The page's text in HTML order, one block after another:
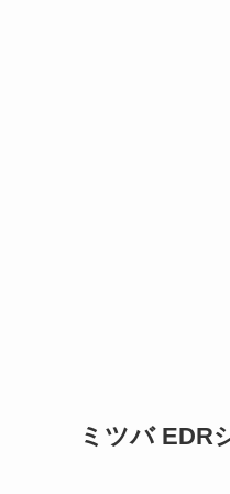
ミツバ EDR